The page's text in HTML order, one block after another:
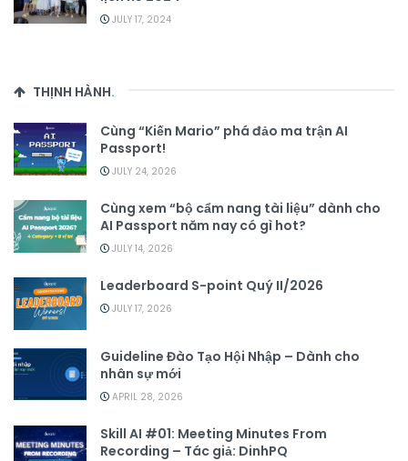
JULY 17, 2024
THỊNH HÀNH.
Cùng “Kiến Mario” phá đảo ma trận AI
Passport!
JULY 24, 2026
Cùng xem “bộ cẩm nang tài liệu” dành cho
AI Passport năm nay có gì hot?
JULY 14, 2026
Leaderboard S-point Quý II/2026
JULY 17, 2026
Guideline Đào Tạo Hội Nhập – Dành cho
nhân sự mới
APRIL 28, 2026
Skill AI #01: Meeting Minutes From
Recording – Tác giả: DinhPQ